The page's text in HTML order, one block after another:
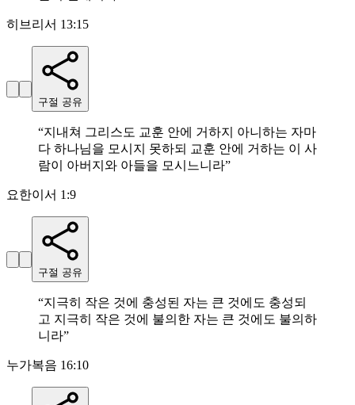
히브리서 13:15
구절 공유
“지내쳐 그리스도 교훈 안에 거하지 아니하는 자마
다 하나님을 모시지 못하되 교훈 안에 거하는 이 사
람이 아버지와 아들을 모시느니라”
요한이서 1:9
구절 공유
“지극히 작은 것에 충성된 자는 큰 것에도 충성되
고 지극히 작은 것에 불의한 자는 큰 것에도 불의하
니라”
누가복음 16:10